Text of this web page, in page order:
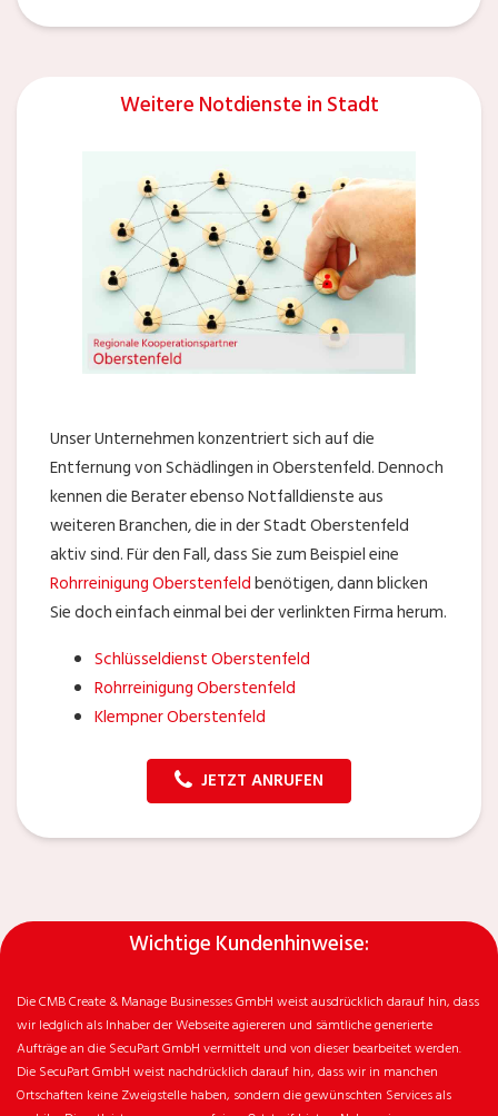
Weitere Notdienste in Stadt
Unser Unternehmen konzentriert sich auf die
Entfernung von Schädlingen in Oberstenfeld. Dennoch
kennen die Berater ebenso Notfalldienste aus
weiteren Branchen, die in der Stadt Oberstenfeld
aktiv sind. Für den Fall, dass Sie zum Beispiel eine
Rohrreinigung Oberstenfeldbenötigen, dann blicken
Sie doch einfach einmal bei der verlinkten Firma herum.
Schlüsseldienst Oberstenfeld
Rohrreinigung Oberstenfeld
Klempner Oberstenfeld
JETZT ANRUFEN
Wichtige Kundenhinweise:
Die CMB Create & Manage Businesses GmbH weist ausdrücklich darauf hin, dass
wir ledglich als Inhaber der Webseite agiereren und sämtliche generierte
Aufträge an die SecuPart GmbH vermittelt und von dieser bearbeitet werden.
Die SecuPart GmbH weist nachdrücklich darauf hin, dass wir in manchen
Ortschaften keine Zweigstelle haben, sondern die gewünschten Services als